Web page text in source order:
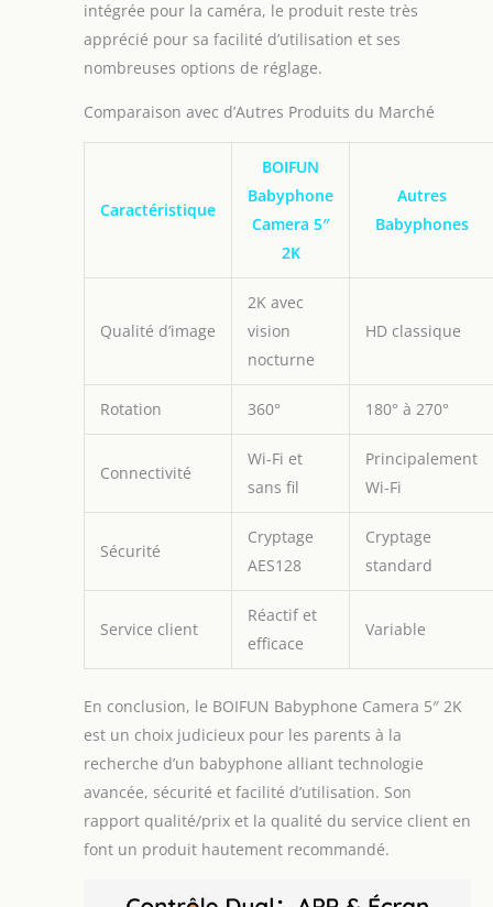
intégrée pour la caméra, le produit reste très
apprécié pour sa facilité d’utilisation et ses
nombreuses options de réglage.
Comparaison avec d’Autres Produits du Marché
Caractéristique
BOIFUN
Babyphone
Camera 5″
2K
Autres
Babyphones
Qualité d’image
2K avec
vision
nocturne
HD classique
Rotation 360° 180° à 270°
Connectivité
Wi-Fi et
sans fil
Principalement
Wi-Fi
Sécurité
Cryptage
AES128
Cryptage
standard
Service client
Réactif et
efficace
Variable
En conclusion, le BOIFUN Babyphone Camera 5″ 2K
est un choix judicieux pour les parents à la
recherche d’un babyphone alliant technologie
avancée, sécurité et facilité d’utilisation. Son
rapport qualité/prix et la qualité du service client en
font un produit hautement recommandé.